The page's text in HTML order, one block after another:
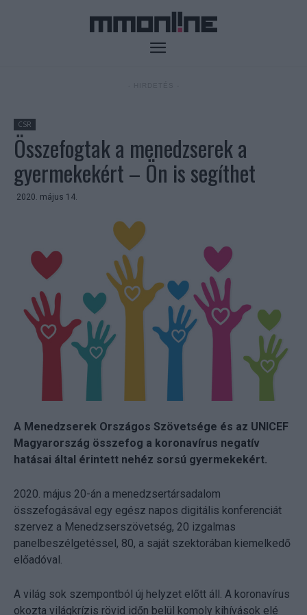
CSR
Összefogtak a menedzserek a
gyermekekért – Ön is segíthet
2020. május 14.
A Menedzserek Országos Szövetsége és az UNICEF
Magyarország összefog a koronavírus negatív
hatásai által érintett nehéz sorsú gyermekekért.
2020. május 20-án a menedzsertársadalom
összefogásával egy egész napos digitális konferenciát
szervez a Menedzserszövetség, 20 izgalmas
panelbeszélgetéssel, 80, a saját szektorában kiemelkedő
előadóval.
A világ sok szempontból új helyzet előtt áll. A koronavírus
okozta világkrízis rövid időn belül komoly kihívások elé